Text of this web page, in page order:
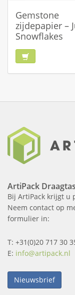
Gemstone
zijdepapier –
Snowflakes
ArtiPack
Bij ArtiPack krijgt u
Neem contact op
formulier in:
T: +31(0)20 717 30
E: info@artipack.nl
Nieuwsbrief